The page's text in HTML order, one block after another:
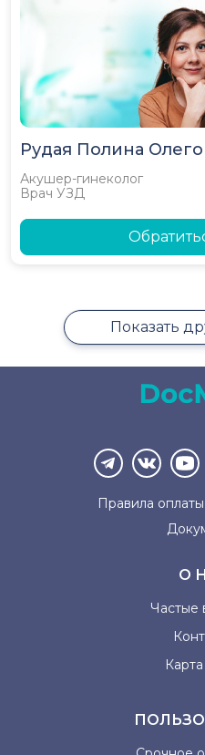
Рудая Полина
Акушер-гинеколог
Врач УЗД
Показать
Правила
О
Частые